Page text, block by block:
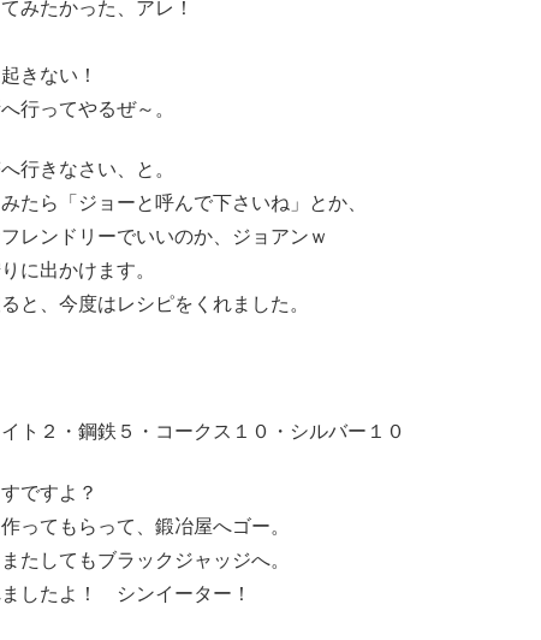
みたかった、アレ！
きない！
行ってやるぜ～。
行きなさい、と。
たら「ジョーと呼んで下さいね」とか、
レンドリーでいいのか、ジョアンｗ
に出かけます。
と、今度はレシピをくれました。
ト２・鋼鉄５・コークス１０・シルバー１０
ですよ？
ってもらって、鍛冶屋へゴー。
たしてもブラックジャッジへ。
したよ！ シンイーター！